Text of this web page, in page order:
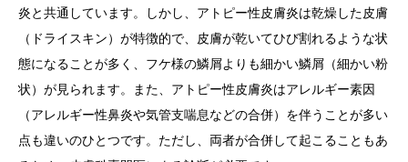
炎と共通しています。しかし、アトピー性皮膚炎は乾燥した皮膚
（ドライスキン）が特徴的で、皮膚が乾いてひび割れるような状
態になることが多く、フケ様の鱗屑よりも細かい鱗屑（細かい粉
状）が見られます。また、アトピー性皮膚炎はアレルギー素因
（アレルギー性鼻炎や気管支喘息などの合併）を伴うことが多い
点も違いのひとつです。ただし、両者が合併して起こることもあ